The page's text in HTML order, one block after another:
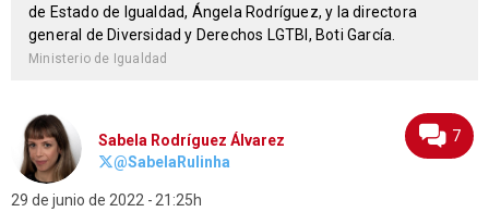
de Estado de Igualdad, Ángela Rodríguez, y la directora
general de Diversidad y Derechos LGTBI, Boti García.
Ministerio de Igualdad
Sabela Rodríguez Álvarez
@SabelaRulinha
29 de junio de 2022
21:25h
7